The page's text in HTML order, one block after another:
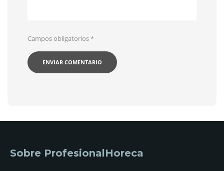
Campos obligatorios*
Sobre ProfesionalHoreca